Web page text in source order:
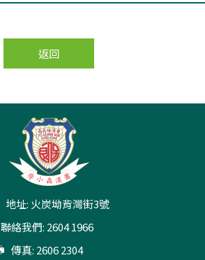
返回
地址: 火炭坳背灣街3號
聯絡我們: 2604 1966
傳真: 2606 2304